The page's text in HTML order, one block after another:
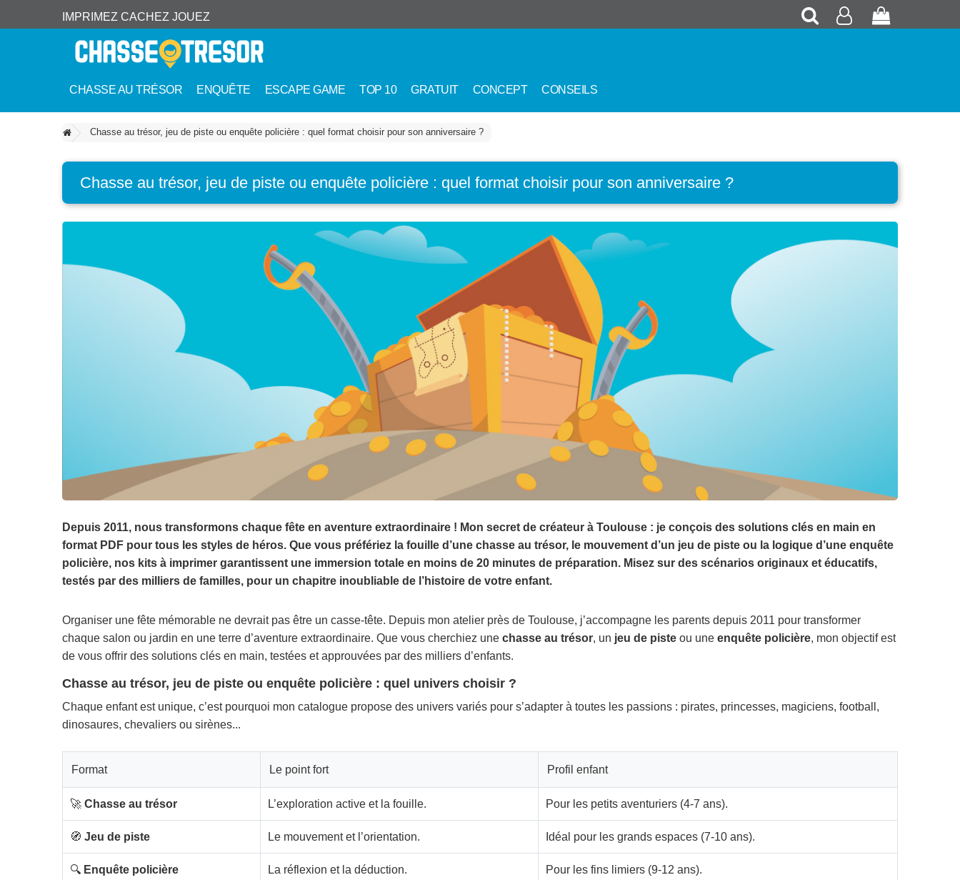
IMPRIMEZ CACHEZ JOUEZ Recherche
Mon
CHASSE AU TRÉSOR ENQUÊTE ESCAPE GAME TOP 10 GRATUIT CONCEPT CONSEILS
Chasse au trésor, jeu de piste ou enquête policière : quel format choisir pour son anniversaire ?
Chasse au trésor, jeu de piste ou enquête policière : quel format choisir pour son anniversaire ?
Depuis 2011, nous transformons chaque fête en aventure extraordinaire ! Mon secret de créateur à Toulouse : je conçois des solutions clés en main en
format PDF pour tous les styles de héros. Que vous préfériez la fouille d’une chasse au trésor, le mouvement d’un jeu de piste ou la logique d’une enquête
policière, nos kits à imprimer garantissent une immersion totale en moins de 20 minutes de préparation. Misez sur des scénarios originaux et éducatifs,
testés par des milliers de familles, pour un chapitre inoubliable de l’histoire de votre enfant.
Organiser une fête mémorable ne devrait pas être un casse-tête. Depuis mon atelier près de Toulouse, j’accompagne les parents depuis 2011 pour transformer
chaque salon ou jardin en une terre d’aventure extraordinaire. Que vous cherchiez une chasse au trésor, un jeu de piste ou une enquête policière, mon objectif est
de vous offrir des solutions clés en main, testées et approuvées par des milliers d’enfants.
Chasse au trésor, jeu de piste ou enquête policière : quel univers choisir ?
Chaque enfant est unique, c’est pourquoi mon catalogue propose des univers variés pour s’adapter à toutes les passions : pirates, princesses, magiciens, football,
dinosaures, chevaliers ou sirènes...
Format Le point fort Profil enfant
🚀 Chasse au trésor L’exploration active et la fouille. Pour les petits aventuriers (4-7 ans).
🧭 Jeu de piste Le mouvement et l’orientation. Idéal pour les grands espaces (7-10 ans).
🔍 Enquête policière La réflexion et la déduction. Pour les fins limiers (9-12 ans).